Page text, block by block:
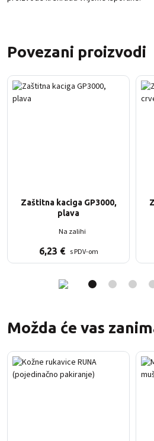
Povezani proizvodi
Zaštitna kaciga GP3000,
plava
Na zalihi
6,23 € s PDV-om
Možda će vas